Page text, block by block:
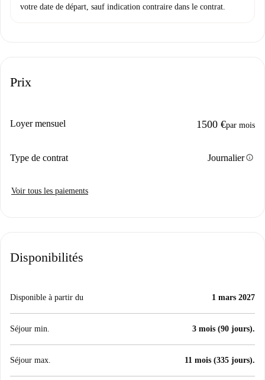
votre date de départ, sauf indication contraire dans le contrat.
Prix
Loyer mensuel 1500 €par mois
Type de contrat Journalierinfo
Voir tous les paiements
Disponibilités
Disponible à partir du 1 mars 2027
Séjour min. 3 mois (90 jours).
Séjour max. 11 mois (335 jours).